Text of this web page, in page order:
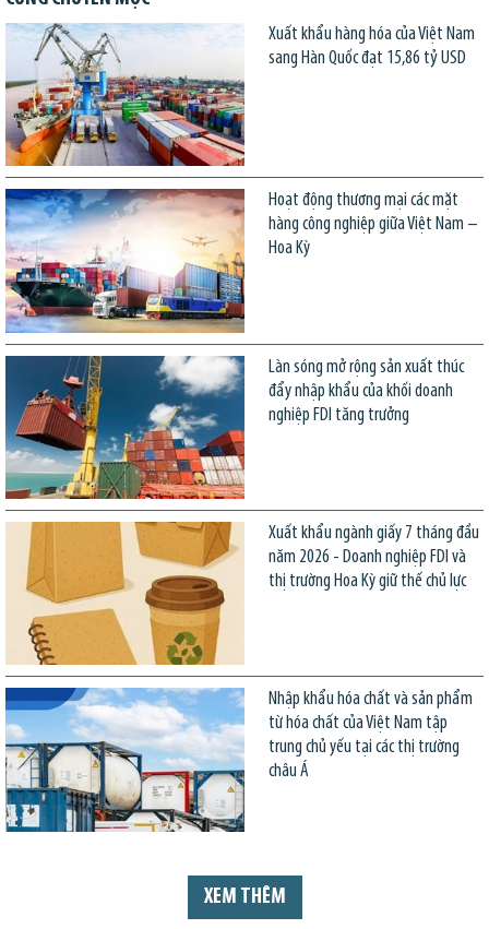
Xuất khẩu hàng hóa của Việt Nam
sang Hàn Quốc đạt 15,86 tỷ USD
Hoạt động thương mại các mặt
hàng công nghiệp giữa Việt Nam –
Hoa Kỳ
Làn sóng mở rộng sản xuất thúc
đẩy nhập khẩu của khối doanh
nghiệp FDI tăng trưởng
Xuất khẩu ngành giấy 7 tháng đầu
năm 2026 - Doanh nghiệp FDI và
thị trường Hoa Kỳ giữ thế chủ lực
Nhập khẩu hóa chất và sản phẩm
từ hóa chất của Việt Nam tập
trung chủ yếu tại các thị trường
châu Á
XEM THÊM